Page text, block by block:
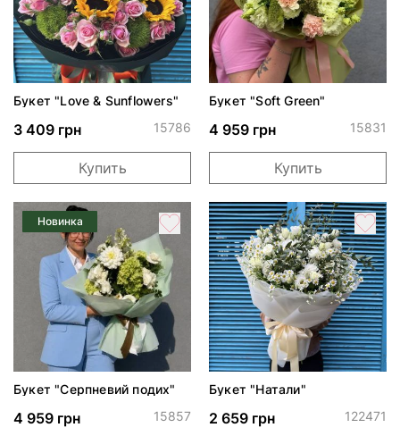
Букет "Love & Sunflowers"
3 409 грн 15786
Купить
Букет "Soft Green"
4 959 грн 15831
Купить
Новинка
Букет "Серпневий подих"
4 959 грн 15857
Букет "Натали"
2 659 грн 122471